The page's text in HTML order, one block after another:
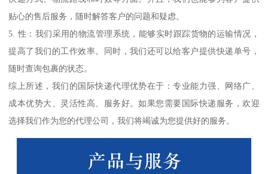
贴心的售后服务，随时解答客户的问题和疑虑。
5. 性：我们采用的物流管理系统，能够实时跟踪货物的运输情况，
提高了我们的工作效率。同时，我们还可以给客户提供快递单号，
随时查询包裹的状态。
综上所述，我们的国际快递代理优势在于：专业能力强、网络广、
成本优势大、灵活性高、服务好。如果您需要国际快递服务，欢迎
选择我们作为您的代理公司，我们将竭诚为您提供好的服务。